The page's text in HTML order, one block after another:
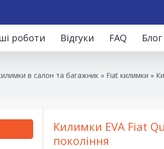
роботи Відгуки FAQ Блог
в салон та багажник » Fiat килимки »
Килимки EVA Fiat
покоління